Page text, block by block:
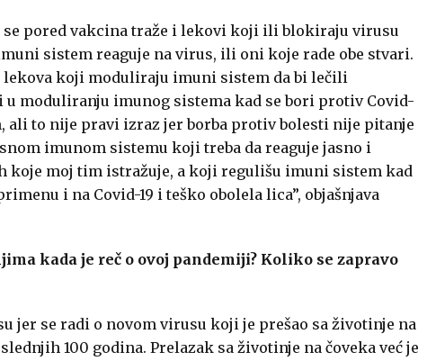
se pored vakcina traže i lekovi koji ili blokiraju virusu
sistem reaguje na virus, ili oni koje rade obe stvari.
koji moduliraju imuni sistem da bi lečili
moduliranju imunog sistema kad se bori protiv Covid-
ali to nije pravi izraz jer borba protiv bolesti nije pitanje
imunom sistemu koji treba da reaguje jasno i
koje moj tim istražuje, a koji regulišu imuni sistem kad
i na Covid-19 i teško obolela lica”, objašnjava
kada je reč o ovoj pandemiji? Koliko se zapravo
jer se radi o novom virusu koji je prešao sa životinje na
100 godina. Prelazak sa životinje na čoveka već je